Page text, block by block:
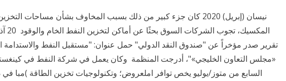
تقرير صدر مؤخراً عن "صندوق النقد الدولي" حمل عنوان: "مستقبل النفط والاستدامة
السابع من متوز/يوليو يخص توافر املعروض؛ وتكنولوجيات تخزين الطاقة )مبا في